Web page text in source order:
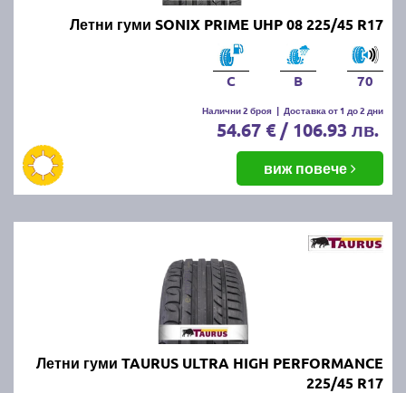
Летни гуми SONIX PRIME UHP 08 225/45 R17
C B 70
Налични 2 броя | Доставка от 1 до 2 дни
54.67 € / 106.93 лв.
виж повече
Летни гуми TAURUS ULTRA HIGH PERFORMANCE
225/45 R17